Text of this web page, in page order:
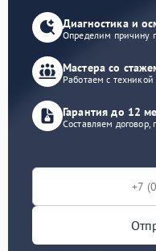
Диагностика и
Определим причину
Мастера со
Работаем с
Гарантия до 12
Составляем договор,